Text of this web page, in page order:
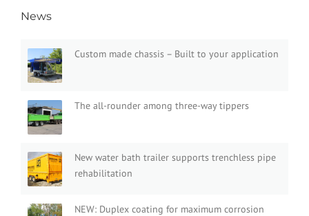
News
Custom made chassis – Built to your application
The all-rounder among three-way tippers
New water bath trailer supports trenchless pipe
rehabilitation
NEW: Duplex coating for maximum corrosion